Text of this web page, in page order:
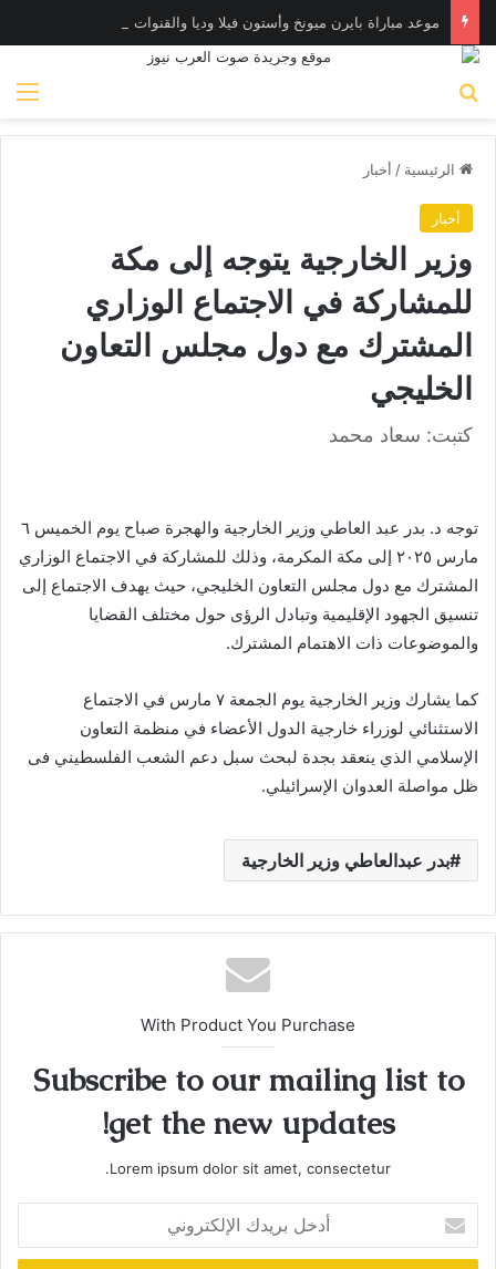
موعد مباراة بايرن ميونخ وأستون فيلا وديا والقنوات الناقلة
الرئيسية / أخبار
أخبار
وزير الخارجية يتوجه إلى مكة
للمشاركة في الاجتماع الوزاري
المشترك مع دول مجلس التعاون
الخليجي
كتبت: سعاد محمد
توجه د. بدر عبد العاطي وزير الخارجية والهجرة صباح يوم الخميس ٦
مارس ٢٠٢٥ إلى مكة المكرمة، وذلك للمشاركة في الاجتماع الوزاري
المشترك مع دول مجلس التعاون الخليجي، حيث يهدف الاجتماع إلى
تنسيق الجهود الإقليمية وتبادل الرؤى حول مختلف القضايا
والموضوعات ذات الاهتمام المشترك.
كما يشارك وزير الخارجية يوم الجمعة ٧ مارس في الاجتماع
الاستثنائي لوزراء خارجية الدول الأعضاء في منظمة التعاون
الإسلامي الذي ينعقد بجدة لبحث سبل دعم الشعب الفلسطيني فى
ظل مواصلة العدوان الإسرائيلي.
بدر عبدالعاطي وزير الخارجية
With Product You Purchase
Subscribe to our mailing list to
get the new updates!
Lorem ipsum dolor sit amet, consectetur.
بريدك
الإلكتروني